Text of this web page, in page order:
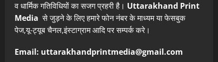
व धार्मिक गतिविधियों का सजग प्रहरी है। Uttarakhand Print
Media से जुड़ने के लिए हमारे फोन नंबर के माध्यम या फेसबुक
पेज,यू-ट्यूब चैनल,इंस्टाग्राम आदि पर सम्पर्क करे।
Email: uttarakhandprintmedia@gmail.com